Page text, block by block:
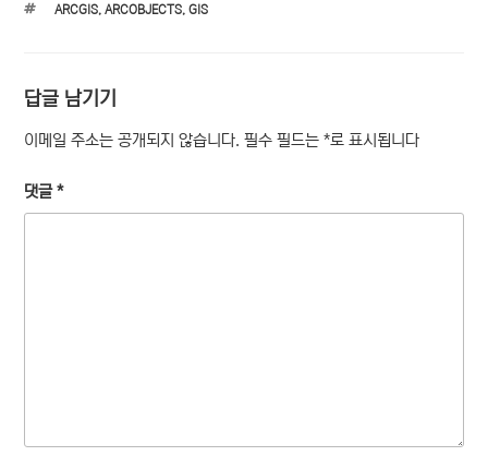
고
태
ARCGIS, ARCOBJECTS, GIS
답글 남기기
이메일 주소는 공개되지 않습니다. 필수 필드는*로 표시됩니다
댓글*